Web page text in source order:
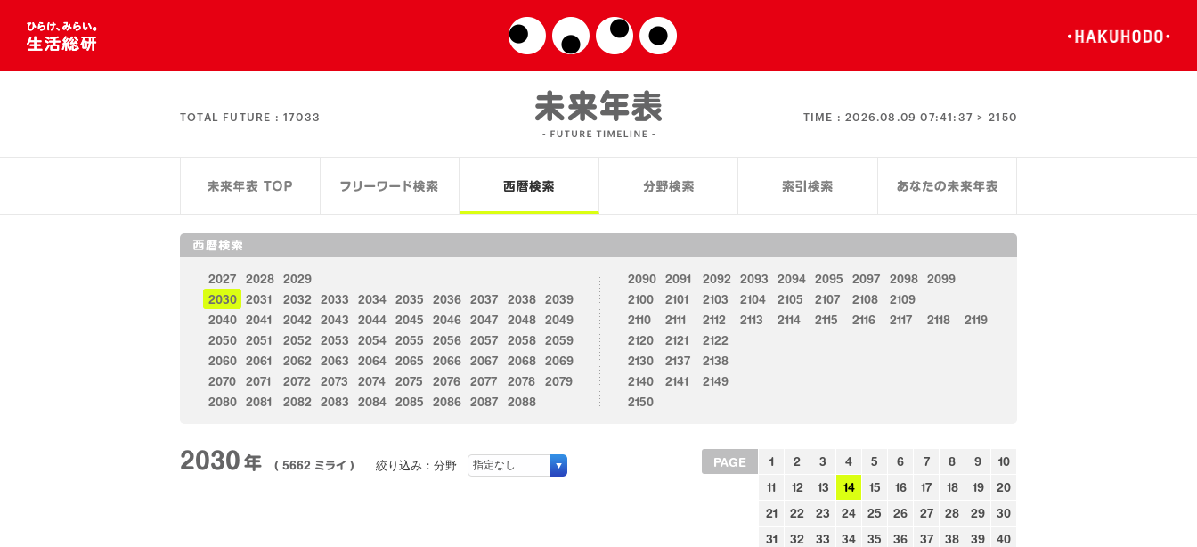
TOTAL FUTURE : 17033 TIME :2026.08.09 07:41:37 > 2150
2027 2028 2029
2030 2031 2032 2033 2034 2035 2036 2037 2038 2039
2040 2041 2042 2043 2044 2045 2046 2047 2048 2049
2050 2051 2052 2053 2054 2055 2056 2057 2058 2059
2060 2061 2062 2063 2064 2065 2066 2067 2068 2069
2070
2071 2072 2073 2074 2075 2076 2077 2078
2079
2080 2081 2082 2083 2084 2085 2086 2087 2088
2090 2091 2092 2093 2094 2095 2097 2098 2099
2100
2101 2103 2104 2105 2107 2108
2109
2110
2111 2112 2113 2114 2115 2116 2117 2118
2119
2120
2121
2122
2130
2137
2138
2140
2141
2149
2150
2030 年 ( 5662 ミライ ) 絞り込み：分野 PAGE 1 2 3 4 5 6 7 8 9
10
11
12 13 14 15 16 17 18 19
20
21
22 23 24 25 26 27 28 29
30
31
32 33 34 35 36 37 38 39
40